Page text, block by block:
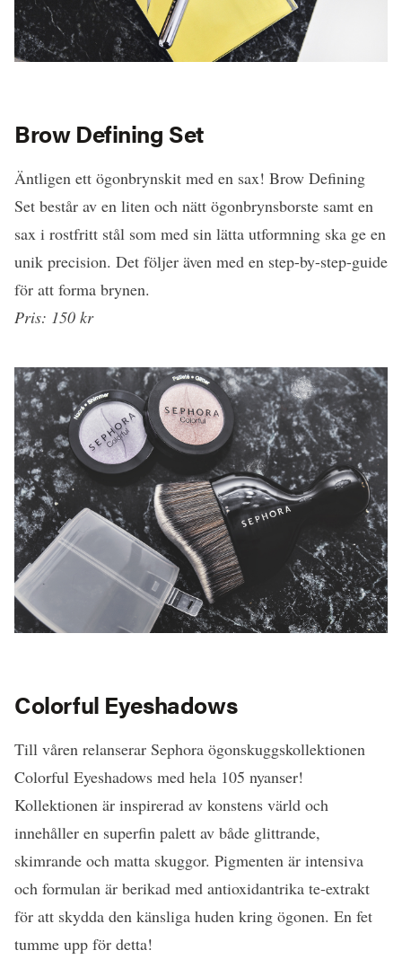
Brow Defining Set
Äntligen ett ögonbrynskit med en sax! Brow Defining
Set består av en liten och nätt ögonbrynsborste samt en
sax i rostfritt stål som med sin lätta utformning ska ge en
unik precision. Det följer även med en step-by-step-guide
för att forma brynen.
Pris: 150 kr
Colorful Eyeshadows
Till våren relanserar Sephora ögonskuggskollektionen
Colorful Eyeshadows med hela 105 nyanser!
Kollektionen är inspirerad av konstens värld och
innehåller en superfin palett av både glittrande,
skimrande och matta skuggor. Pigmenten är intensiva
och formulan är berikad med antioxidantrika te-extrakt
för att skydda den känsliga huden kring ögonen. En fet
tumme upp för detta!